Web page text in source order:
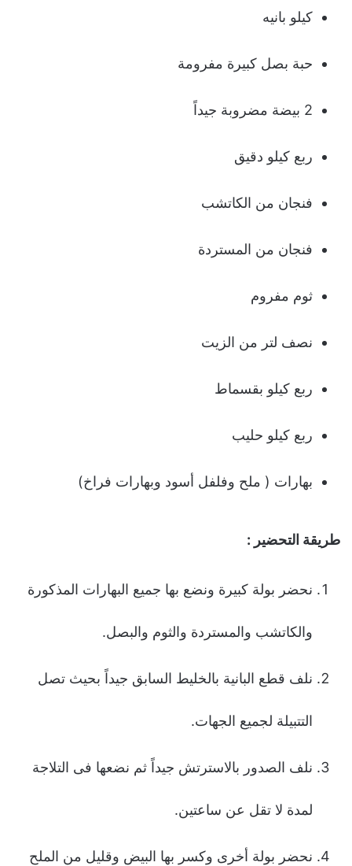
كیلو بانیه
حبة بصل كبیرة مفرومة
2 بیضة مضروبة جیداً
ربع كیلو دقیق
فنجان من الكاتشب
فنجان من المستردة
ثوم مفروم
نصف لتر من الزیت
ربع كیلو بقسماط
ربع كیلو حلیب
بهارات ( ملح وفلفل أسود وبهارات فراخ)
طریقة التحضیر :
نحضر بولة كبیرة ونضع بها جمیع البهارات المذكورة
والكاتشب والمستردة والثوم والبصل.
نلف قطع البانیة بالخلیط السابق جیداً بحیث تصل
التتبیلة لجمیع الجهات.
نلف الصدور بالاسترتش جیداً ثم نضعها فى التلاجة
لمدة لا تقل عن ساعتین.
نحضر بولة أخرى وكسر بها البیض وقلیل من الملح